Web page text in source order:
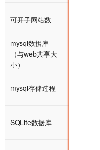
可开子网站数
mysql数据库
（与web共享大
小）
mysql存储过程
SQLite数据库